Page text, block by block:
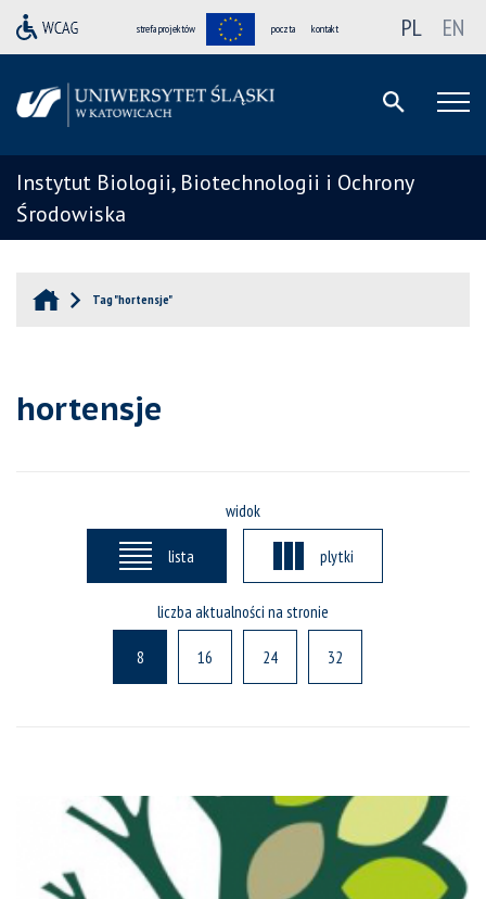
strefa projektów poczta kontakt PL EN
Instytut Biologii, Biotechnologii i Ochrony
Środowiska
Tag "hortensje"
hortensje
widok
lista plytki
liczba aktualności na stronie
8 16 24 32